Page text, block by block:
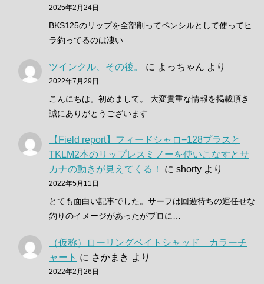
2025年2月24日
BKS125のリップを全部削ってペンシルとして使ってヒ
ラ釣ってるのは凄い
ツインクル、その後。 に よっちゃん より
2022年7月29日
こんにちは。初めまして。 大変貴重な情報を掲載頂き
誠にありがとうございます…
【Field report】フィードシャロ−128プラスと
TKLM2本のリップレスミノーを使いこなすとサ
カナの動きが見えてくる！
に shorty より
2022年5月11日
とても面白い記事でした。サーフは回遊待ちの運任せな
釣りのイメージがあったがプロに…
（仮称）ローリングベイトシャッド カラーチ
ャート に さかまき より
2022年2月26日